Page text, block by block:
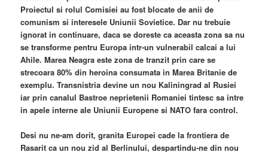
Proiectul si rolul Comisiei au fost blocate de anii de
comunism si interesele Uniunii Sovietice. Dar nu trebuie
ignorat in continuare, daca se doreste ca aceasta zona sa nu
se transforme pentru Europa intr-un vulnerabil calcai a lui
Ahile. Marea Neagra este zona de tranzit prin care se
strecoara 80% din heroina consumata in Marea Britanie de
exemplu. Transnistria devine un nou Kaliningrad al Rusiei
iar prin canalul Bastroe neprietenii Romaniei tintesc sa intre
in apele interne ale Uniunii Europene si NATO fara control.
Desi nu ne-am dorit, granita Europei cade la frontiera de
Rasarit ca un nou zid al Berlinului, despartindu-ne din nou